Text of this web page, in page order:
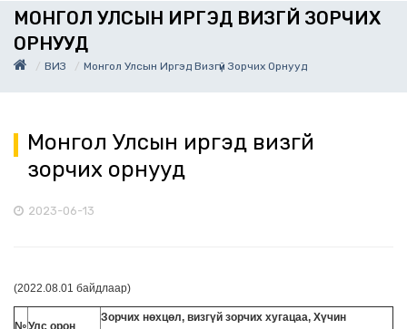
МОНГОЛ УЛСЫН ИРГЭД ВИЗГҮЙ ЗОРЧИХ
ОРНУУД
ВИЗ Монгол Улсын Иргэд Визгүй Зорчих Орнууд
Монгол Улсын иргэд визгүй
зорчих орнууд
2023-06-13
(2022.08.01 байдлаар)
Зорчих нөхцөл, визгүй зорчих хугацаа, Хүчин